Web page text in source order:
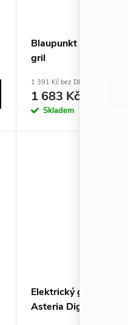
Blaupunkt GRS501
gril
1 391 Kč bez DPH
1 683 Kč
Skladem
Elektrický gril 2v1
Asteria Digital